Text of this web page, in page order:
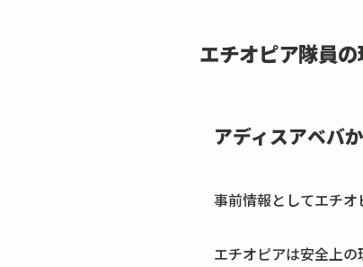
エチオピア隊員
アディスアベバ
事前情報としてエチオ
エチオピアは安全上の